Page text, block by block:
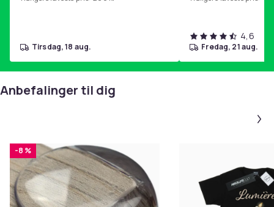
tirsdag, 18 aug.
4,6
fredag, 21 aug.
Anbefalinger til dig
-8 %